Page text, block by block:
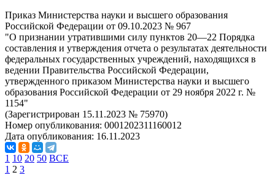
Приказ Министерства науки и высшего образования
Российской Федерации от 09.10.2023 № 967
"О признании утратившими силу пунктов 20—22 Порядка
составления и утверждения отчета о результатах деятельности
федеральных государственных учреждений, находящихся в
ведении Правительства Российской Федерации,
утвержденного приказом Министерства науки и высшего
образования Российской Федерации от 29 ноября 2022 г. №
1154"
(Зарегистрирован 15.11.2023 № 75970)
Номер опубликования: 0001202311160012
Дата опубликования: 16.11.2023
1 10 20 50 ВСЕ
1 2 3